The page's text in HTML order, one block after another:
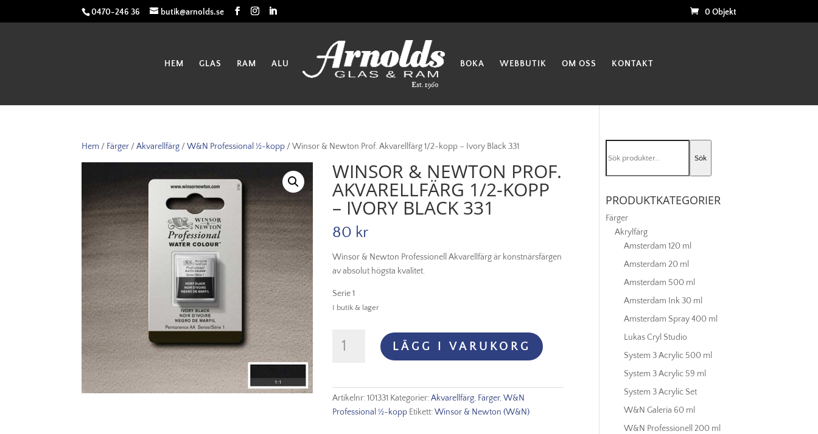
0470-246 36 butik@arnolds.se 0 Objekt
HEM GLAS RAM ALU BOKA WEBBUTIK OM OSS KONTAKT
Hem / Färger /Akvarellfärg /W&N Professional ½-kopp / Winsor & Newton Prof. Akvarellfärg 1/2-kopp – Ivory Black 331
WINSOR & NEWTON PROF.
AKVARELLFÄRG 1/2-KOPP
– IVORY BLACK 331
80 kr
Winsor & Newton Professionell Akvarellfärg är konstnärsfärgen
av absolut högsta kvalitet.
Serie 1
I butik & lager
LÄGG I VARUKORG
Artikelnr:101331 Kategorier:Akvarellfärg, Färger,W&N
Professional ½-kopp Etikett:Winsor & Newton (W&N)
efter:
Sök
PRODUKTKATEGORIER
Färger
Akrylfärg
Amsterdam 120 ml
Amsterdam 20 ml
Amsterdam 500 ml
Amsterdam Ink 30 ml
Amsterdam Spray 400 ml
Lukas Cryl Studio
System 3 Acrylic 500 ml
System 3 Acrylic 59 ml
System 3 Acrylic Set
W&N Galeria 60 ml
W&N Professionell 200 ml